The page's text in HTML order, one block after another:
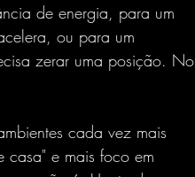
de energia, para um
ou para um
zerar uma posição. No
cada vez mais
e mais foco em